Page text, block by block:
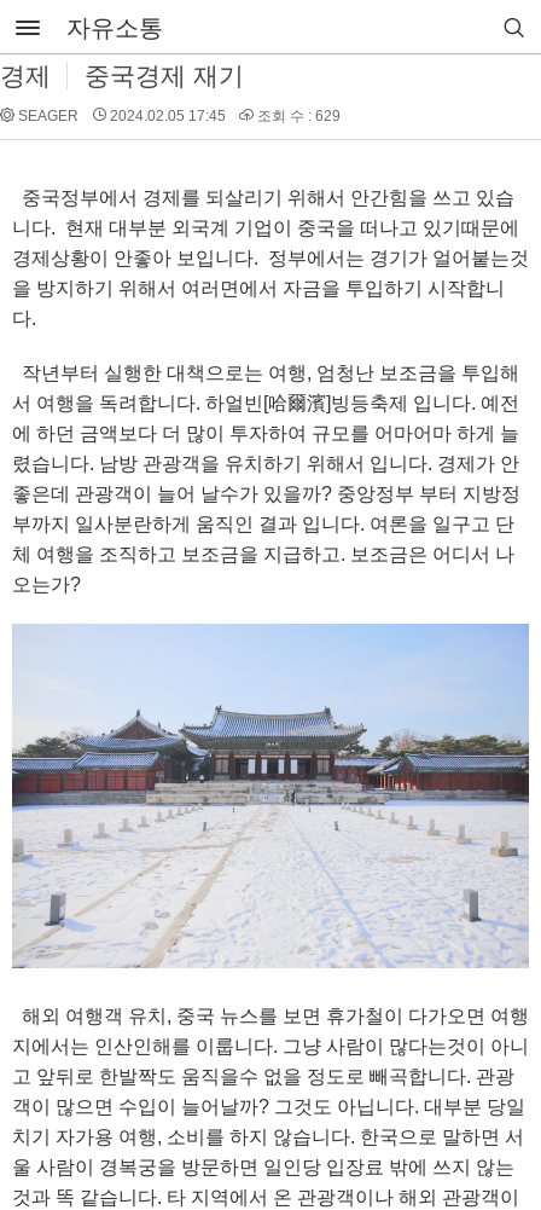
자유소통
경제 중국경제 재기
SEAGER 2024.02.05 17:45 조회 수 : 629
중국정부에서 경제를 되살리기 위해서 안간힘을 쓰고 있습
니다. 현재 대부분 외국계 기업이 중국을 떠나고 있기때문에
경제상황이 안좋아 보입니다. 정부에서는 경기가 얼어붙는것
을 방지하기 위해서 여러면에서 자금을 투입하기 시작합니
다.
작년부터 실행한 대책으로는 여행, 엄청난 보조금을 투입해
서 여행을 독려합니다. 하얼빈[哈爾濱]빙등축제 입니다. 예전
에 하던 금액보다 더 많이 투자하여 규모를 어마어마 하게 늘
렸습니다. 남방 관광객을 유치하기 위해서 입니다. 경제가 안
좋은데 관광객이 늘어 날수가 있을까? 중앙정부 부터 지방정
부까지 일사분란하게 움직인 결과 입니다. 여론을 일구고 단
체 여행을 조직하고 보조금을 지급하고. 보조금은 어디서 나
오는가?
해외 여행객 유치, 중국 뉴스를 보면 휴가철이 다가오면 여행
지에서는 인산인해를 이룹니다. 그냥 사람이 많다는것이 아니
고 앞뒤로 한발짝도 움직을수 없을 정도로 빼곡합니다. 관광
객이 많으면 수입이 늘어날까? 그것도 아닙니다. 대부분 당일
치기 자가용 여행, 소비를 하지 않습니다. 한국으로 말하면 서
울 사람이 경복궁을 방문하면 일인당 입장료 밖에 쓰지 않는
것과 똑 같습니다. 타 지역에서 온 관광객이나 해외 관광객이